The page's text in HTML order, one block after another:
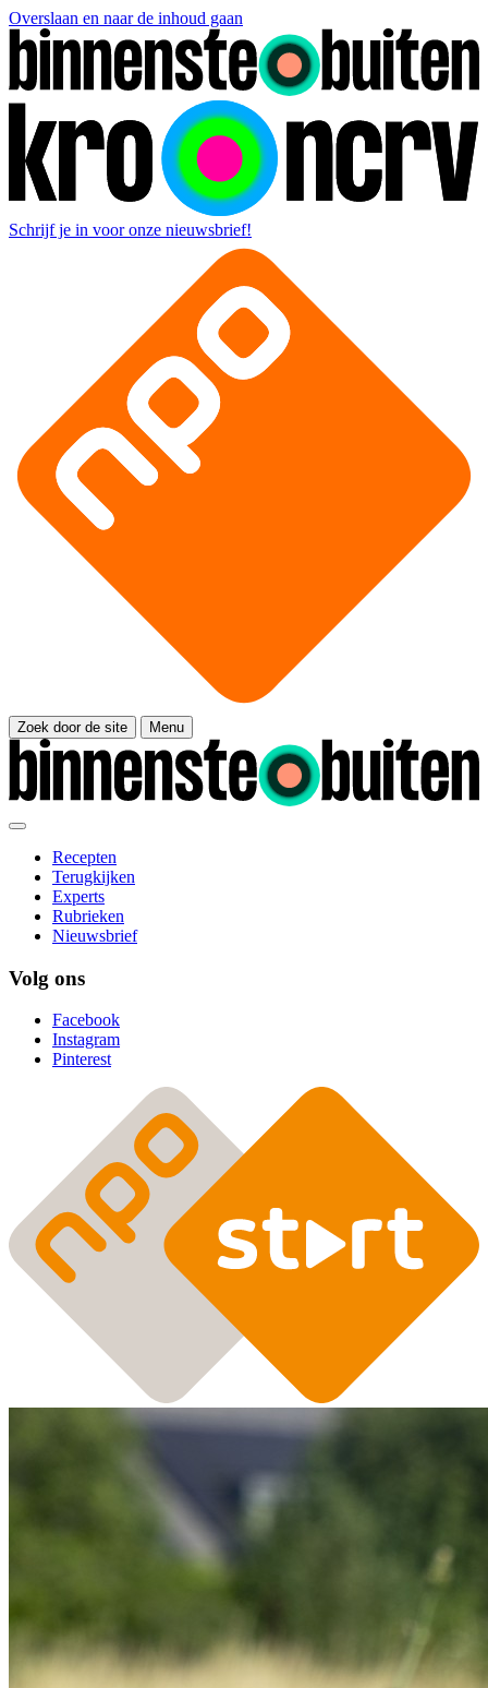
Overslaan en naar de inhoud gaan
Schrijf je in voor onze nieuwsbrief!
Zoek door de site Menu
Recepten
Terugkijken
Experts
Rubrieken
Nieuwsbrief
Volg ons
Facebook
Instagram
Pinterest